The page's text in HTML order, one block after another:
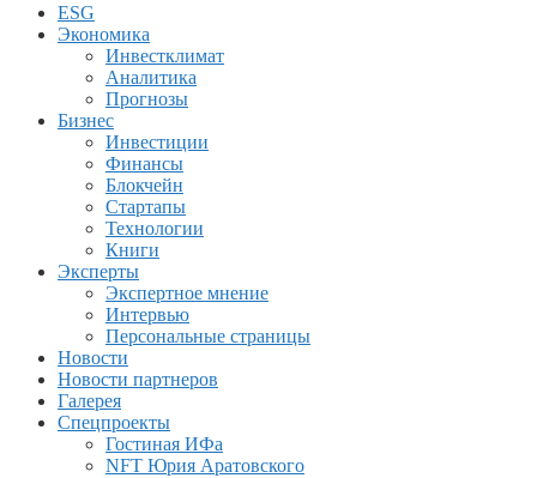
ESG
Экономика
Инвестклимат
Аналитика
Прогнозы
Бизнес
Инвестиции
Финансы
Блокчейн
Стартапы
Технологии
Книги
Эксперты
Экспертное мнение
Интервью
Персональные страницы
Новости
Новости партнеров
Галерея
Спецпроекты
Гостиная ИФа
NFT Юрия Аратовского